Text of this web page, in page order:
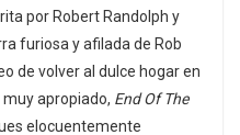
por Robert Randolph y
furiosa y afilada de Rob
de volver al dulce hogar en
muy apropiado, End Of The
elocuentemente